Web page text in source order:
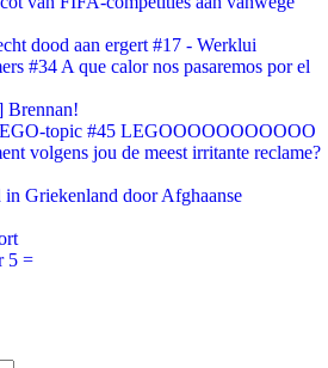
dood aan ergert #17 - Werklui
#34 A que calor nos pasaremos por el
Brennan!
topic #45 LEGOOOOOOOOOOO
volgens jou de meest irritante reclame?
Griekenland door Afghaanse
5 =